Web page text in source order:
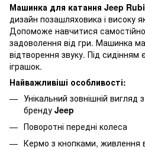
Машинка для катання Jeep
дизайн позашляховика і високу
Допоможе навчитися
задоволення від гри. Машинка
відтворення звуку. Під сидінням
іграшок.
Найважливіші особливості:
Унікальний зовнішній вигляд
бренду Jeep
Поворотні передні колеса
Кермо з кнопками, живлення